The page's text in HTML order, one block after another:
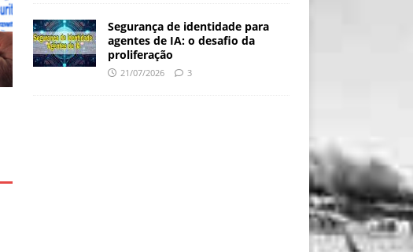
Segurança de identidade para
agentes de IA: o desafio da
proliferação
21/07/2026 3